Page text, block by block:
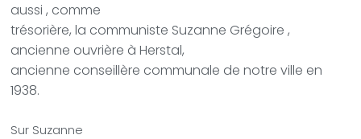
aussi , comme
trésorière, la communiste Suzanne Grégoire ,
ancienne ouvrière à Herstal,
ancienne conseillère communale de notre ville en
1938.
Sur Suzanne